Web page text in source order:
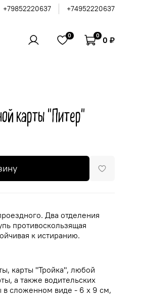
+79852220637 +74952220637
0 0 0 ₽
карты "Питер"
Два отделения
противоскользящая
к истиранию.
карты "Тройка", любой
а также водительских
в сложенном виде - 6 х 9 см,